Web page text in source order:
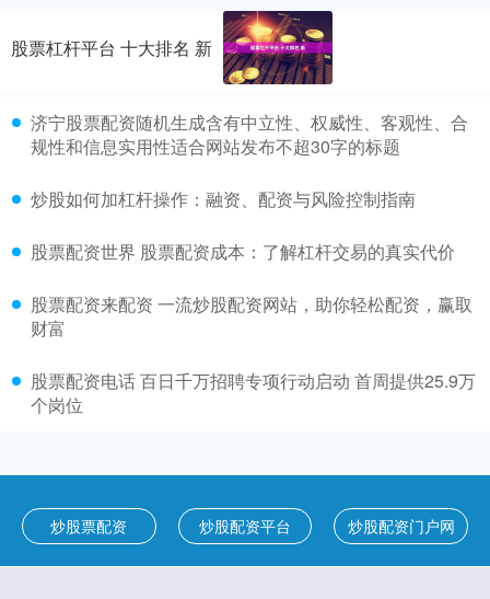
股票杠杆平台 十大排名 新
济宁股票配资随机生成含有中立性、权威性、客观性、合
规性和信息实用性适合网站发布不超30字的标题
炒股如何加杠杆操作：融资、配资与风险控制指南
股票配资世界 股票配资成本：了解杠杆交易的真实代价
股票配资来配资 一流炒股配资网站，助你轻松配资，赢取
财富
股票配资电话 百日千万招聘专项行动启动 首周提供25.9万
个岗位
炒股票配资 炒股配资平台 炒股配资门户网